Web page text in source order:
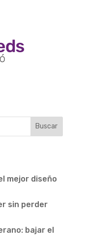
mejor diseño
sin perder
bajar el